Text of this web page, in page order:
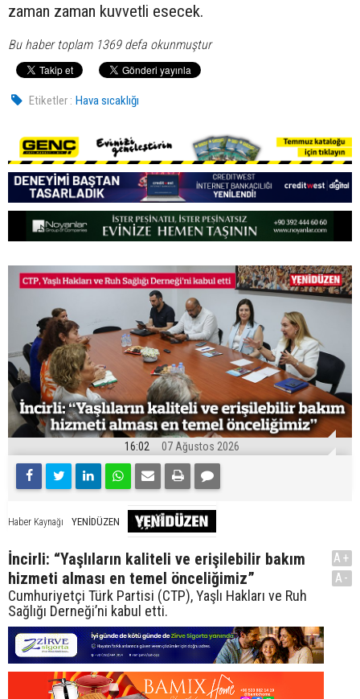
zaman zaman kuvvetli esecek.
Bu haber toplam 1369 defa okunmuştur
Etiketler : Hava sıcaklığı
16:02 07 Ağustos 2026
Haber Kaynağı YENİDÜZEN
İncirli: “Yaşlıların kaliteli ve erişilebilir bakım
hizmeti alması en temel önceliğimiz”
Cumhuriyetçi Türk Partisi (CTP), Yaşlı Hakları ve Ruh
Sağlığı Derneği’ni kabul etti.
A+
A-